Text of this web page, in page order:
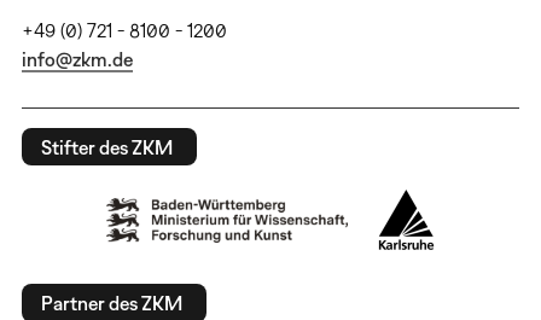
+49 (0) 721 - 8100 - 1200
info@zkm.de
Stifter des ZKM
Partner des ZKM